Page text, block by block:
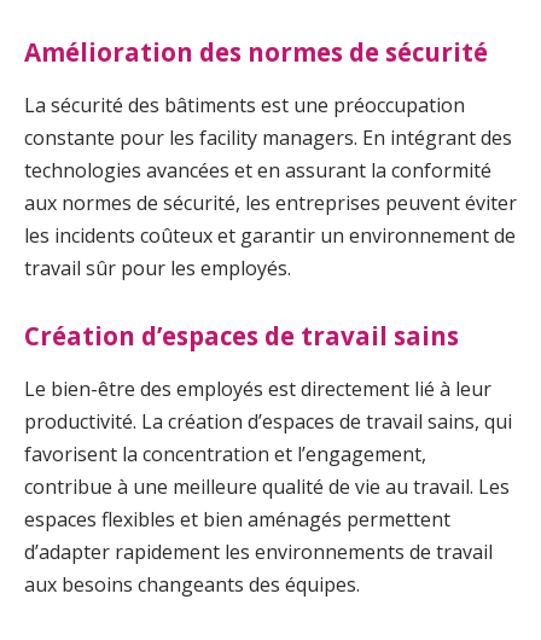
Amélioration des normes de sécurité
La sécurité des bâtiments est une préoccupation
constante pour les facility managers. En intégrant des
technologies avancées et en assurant la conformité
aux normes de sécurité, les entreprises peuvent éviter
les incidents coûteux et garantir un environnement de
travail sûr pour les employés.
Création d’espaces de travail sains
Le bien-être des employés est directement lié à leur
productivité. La création d’espaces de travail sains, qui
favorisent la concentration et l’engagement,
contribue à une meilleure qualité de vie au travail. Les
espaces flexibles et bien aménagés permettent
d’adapter rapidement les environnements de travail
aux besoins changeants des équipes.